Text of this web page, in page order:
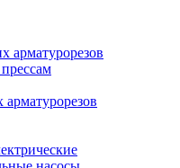
арматурорезов